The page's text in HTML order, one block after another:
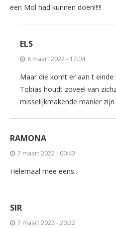
een Mol had kunnen doen!!!!!
ELS
8 maart 2022 - 17:04
Maar die komt er aan t
Tobias houdt zoveel van
misselijkmakende manier
RAMONA
7 maart 2022 - 00:43
Helemaal mee eens..
SIR
7 maart 2022 - 20:22